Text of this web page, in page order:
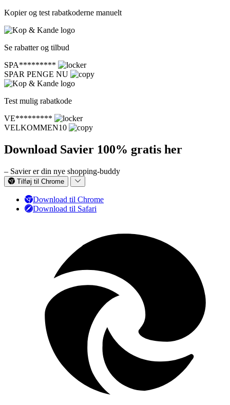
Kopier og test rabatkoderne manuelt
Se rabatter og tilbud
SPA*********
SPAR PENGE NU
Test mulig rabatkode
VE*********
VELKOMMEN10
Download Savier 100% gratis her
– Savier er din nye shopping-buddy
Tilføj til Chrome
Download til Chrome
Download til Safari